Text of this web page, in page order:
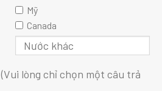
Mỹ
Canada
(Vui lòng chỉ chọn một câu trả